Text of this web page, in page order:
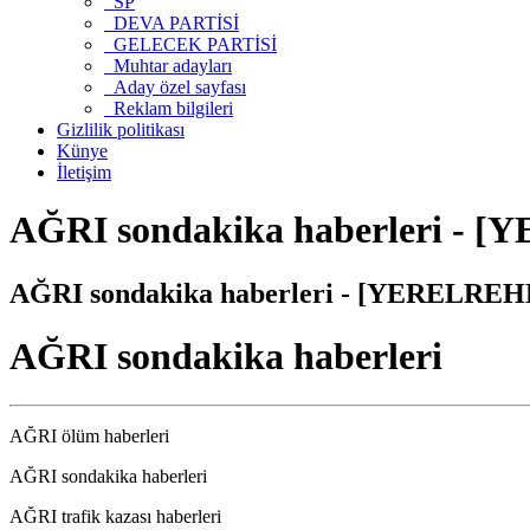
DEVA PARTİSİ
GELECEK PARTİSİ
Muhtar adayları
Aday özel sayfası
Reklam bilgileri
Gizlilik politikası
Künye
İletişim
AĞRI sondakika haberleri -
AĞRI sondakika haberleri -
AĞRI sondakika haberleri
AĞRI ölüm haberleri
AĞRI sondakika haberleri
AĞRI trafik kazası haberleri